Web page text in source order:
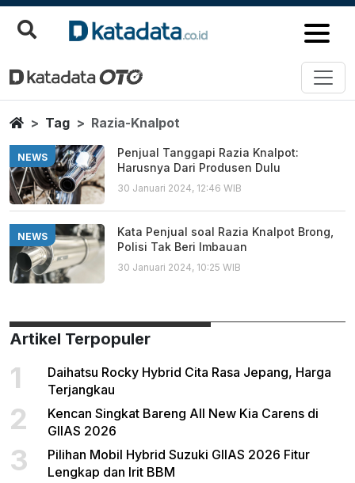
Razia Knalpot
Berita Terbaru
HomeTag Razia-Knalpot
NEWS
Penjual Tanggapi Razia Knalpot:
Harusnya Dari Produsen Dulu
30 Januari 2024, 12:46 WIB
NEWS
Kata Penjual soal Razia Knalpot Brong,
Polisi Tak Beri Imbauan
30 Januari 2024, 10:25 WIB
Artikel Terpopuler
1
Daihatsu Rocky Hybrid Cita Rasa Jepang, Harga
Terjangkau
2
Kencan Singkat Bareng All New Kia Carens di
GIIAS 2026
3
Pilihan Mobil Hybrid Suzuki GIIAS 2026 Fitur
Lengkap dan Irit BBM